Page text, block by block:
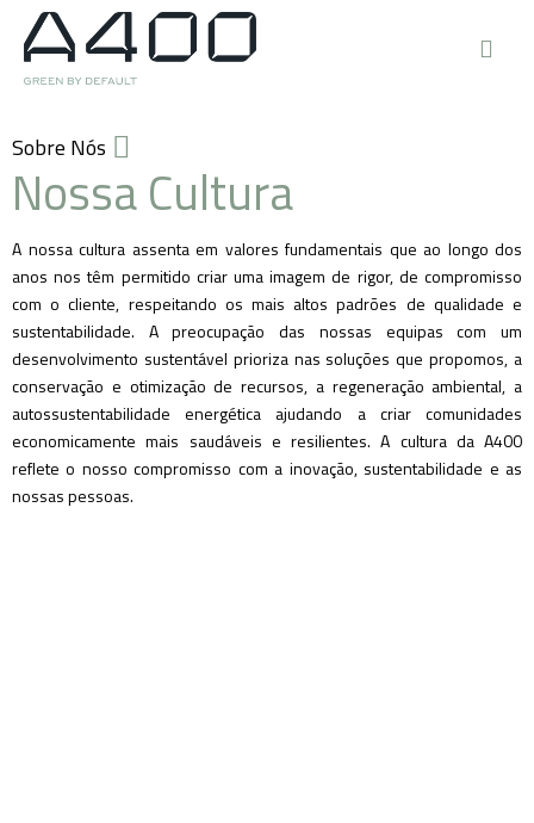
Sobre Nós
Nossa Cultura
A nossa cultura assenta em valores fundamentais que ao longo dos
anos nos têm permitido criar uma imagem de rigor, de compromisso
com o cliente, respeitando os mais altos padrões de qualidade e
sustentabilidade. A preocupação das nossas equipas com um
desenvolvimento sustentável prioriza nas soluções que propomos, a
conservação e otimização de recursos, a regeneração ambiental, a
autossustentabilidade energética ajudando a criar comunidades
economicamente mais saudáveis e resilientes. A cultura da A400
reflete o nosso compromisso com a inovação, sustentabilidade e as
nossas pessoas.